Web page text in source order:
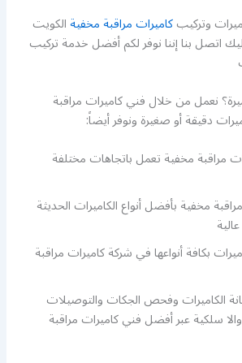
وتركيبكاميرات مراقبة مخفيةالكويت
اتصل بنا إننا نوفر لكم أفضل خدمة تركيب
نعمل من خلال فني كاميرات مراقبة
دقيقة أو صغيرة ونوفر أيضاً:
مراقبة مخفية تعمل باتجاهات مختلفة
مخفية بأفضل أنواع الكاميرات الحديثة
بكافة أنواعها في شركة كاميرات مراقبة
الكاميرات وفحص الجكات والتوصيلات
سلكية عبر أفضل فني كاميرات مراقبة